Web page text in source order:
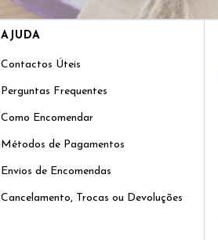
AJUDA
Contactos Úteis
Perguntas Frequentes
Como Encomendar
Métodos de Pagamentos
Envios de Encomendas
Cancelamento, Trocas ou Devoluções